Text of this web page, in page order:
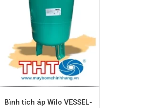
Bình tích áp Wilo VESSEL-